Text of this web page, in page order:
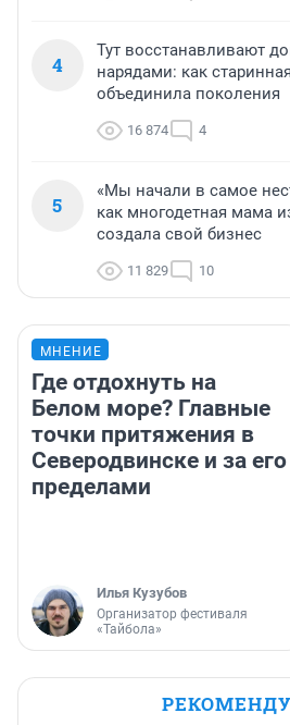
4
Тут восстанавливают
нарядами: как
объединила поколения
16 874 4
5
«Мы начали в самое
как многодетная мама
создала свой бизнес
11 829 10
МНЕНИЕ
Где отдохнуть на
Белом море? Главные
точки притяжения в
Северодвинске и за его
пределами
Илья Кузубов
Организатор фестиваля
«Тайбола»